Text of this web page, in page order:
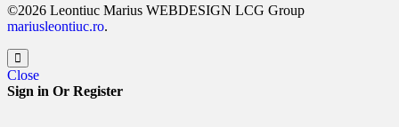
©2026 Leontiuc Marius WEBDESIGN LCG Group
mariusleontiuc.ro.
Close
Sign in Or Register